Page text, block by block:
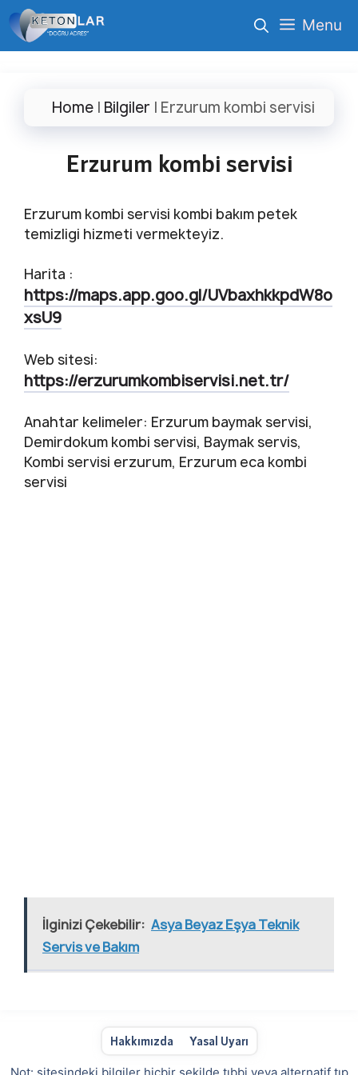
İçeriğe
atla
Menu
Home| Bilgiler | Erzurum kombi servisi
Erzurum kombi servisi
Erzurum kombi servisi kombi bakım petek
temizligi hizmeti vermekteyiz.
Harita :
https://maps.app.goo.gl/UVbaxhkkpdW8o
xsU9
Web sitesi:
https://erzurumkombiservisi.net.tr/
Anahtar kelimeler: Erzurum baymak servisi,
Demirdokum kombi servisi, Baymak servis,
Kombi servisi erzurum, Erzurum eca kombi
servisi
İlginizi Çekebilir: Asya Beyaz Eşya Teknik
Servis ve Bakım
Hakkımızda Yasal Uyarı